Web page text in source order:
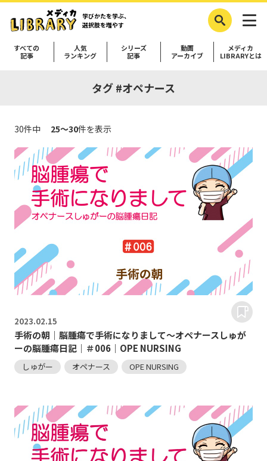
学びかたを学ぶ、
選択肢を増やす
すべての
記事
人気
ランキング
シリーズ
記事
動画
アーカイブ
メディカ
LIBRARYとは
タグ #オペナース
30件中 25～30件を表示
2023.02.15
手術の朝｜脳腫瘍で手術になりまして～オペナースしゅが
ーの脳腫瘍日記｜＃006｜OPE NURSING
しゅがー オペナース OPE NURSING